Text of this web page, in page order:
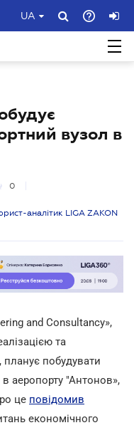
UA
вузол в
0
аналітик LIGA ZAKON
and Consultancy»,
та
планує побудувати
аеропорту "Антонов»,
це повідомив
економічного